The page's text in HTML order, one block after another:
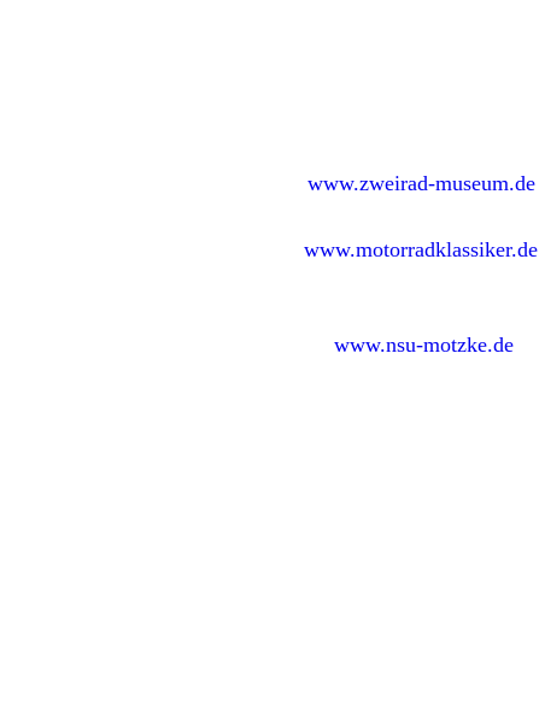
www.zweirad-museum.de
www.motorradklassiker.de
www.nsu-motzke.de